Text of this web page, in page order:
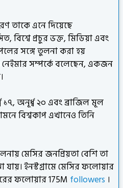
তাকে এনে দিয়েছে
বিশ্বে প্রচুর ভক্ত, মিডিয়া এবং
সঙ্গে তুলনা করা হয়
সম্পর্কে বলেছেন, একজন
১৭, অনূর্ধ্ব ২০ এবং ব্রাজিল মূল
বিশ্বকাপ এখানেও তিনি
মেসির জনপ্রিয়তা বেশি তা
ইনস্টগ্রামে মেসির ফলোয়ার
ফলোয়ার 175M followers ।